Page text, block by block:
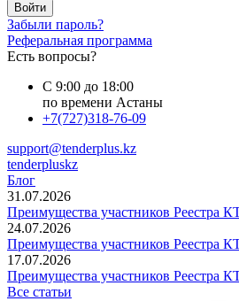
Войти
Забыли пароль?
Реферальная программа
Есть вопросы?
С 9:00 до 18:00
по времени Астаны
+7(727)318-76-09
support@tenderplus.kz
tenderpluskz
Блог
31.07.2026
Преимущества участников Реестра
24.07.2026
Преимущества участников Реестра
17.07.2026
Преимущества участников Реестра
Все статьи